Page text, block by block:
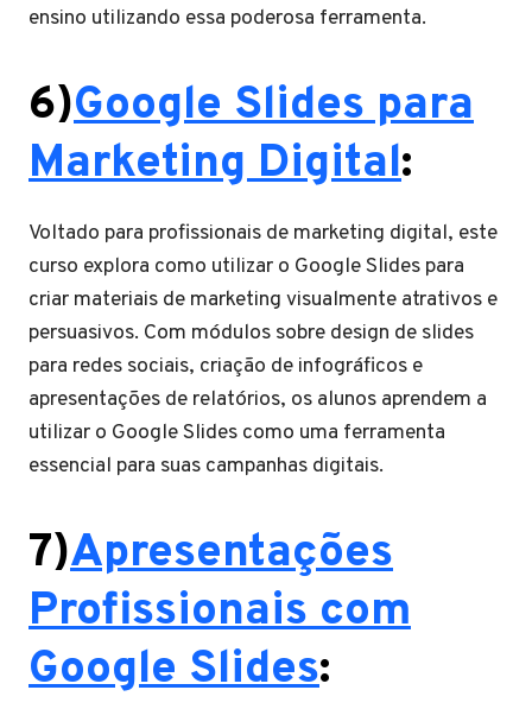
ensino utilizando essa poderosa ferramenta.
6)Google Slides para
Marketing Digital:
Voltado para profissionais de marketing digital, este
curso explora como utilizar o Google Slides para
criar materiais de marketing visualmente atrativos e
persuasivos. Com módulos sobre design de slides
para redes sociais, criação de infográficos e
apresentações de relatórios, os alunos aprendem a
utilizar o Google Slides como uma ferramenta
essencial para suas campanhas digitais.
7)Apresentações
Profissionais com
Google Slides: